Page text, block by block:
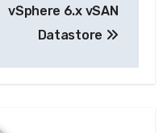
vSphere 6.x vSAN
Datastore